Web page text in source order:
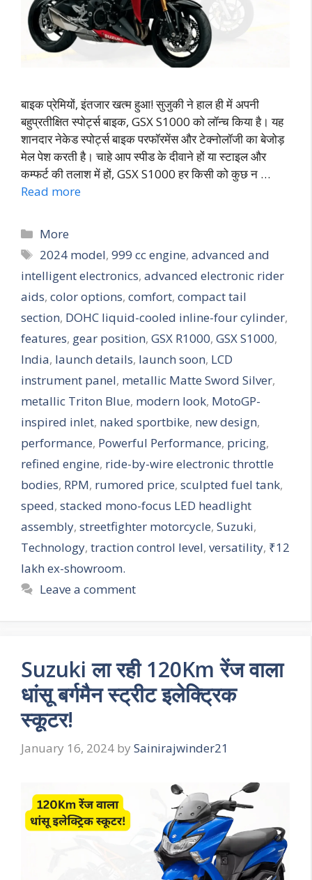
बाइक प्रेमियों, इंतजार खत्म हुआ! सुजुकी ने हाल ही में अपनी
बहुप्रतीक्षित स्पोर्ट्स बाइक, GSX S1000 को लॉन्च किया है। यह
शानदार नेकेड स्पोर्ट्स बाइक परफॉरमेंस और टेक्नोलॉजी का बेजोड़
मेल पेश करती है। चाहे आप स्पीड के दीवाने हों या स्टाइल और
कम्फर्ट की तलाश में हों, GSX S1000 हर किसी को कुछ न …
Read more
More
2024 model,999 cc engine,advanced and
intelligent electronics, advanced electronic rider
aids, color options, comfort, compact tail
section, DOHC liquid-cooled inline-four cylinder,
features, gear position, GSX R1000, GSX S1000,
India, launch details, launch soon, LCD
instrument panel, metallic Matte Sword Silver,
metallic Triton Blue, modern look, MotoGP-
inspired inlet, naked sportbike, new design,
performance, Powerful Performance, pricing,
refined engine, ride-by-wire electronic throttle
bodies, RPM, rumored price, sculpted fuel tank,
speed, stacked mono-focus LED headlight
assembly, streetfighter motorcycle, Suzuki,
Technology, traction control level, versatility, ₹12
lakh ex-showroom.
Leave a comment
Suzuki ला रही 120Km रेंज वाला
धांसू बर्गमैन स्ट्रीट इलेक्ट्रिक
स्कूटर!
January 16, 2024 by Sainirajwinder21